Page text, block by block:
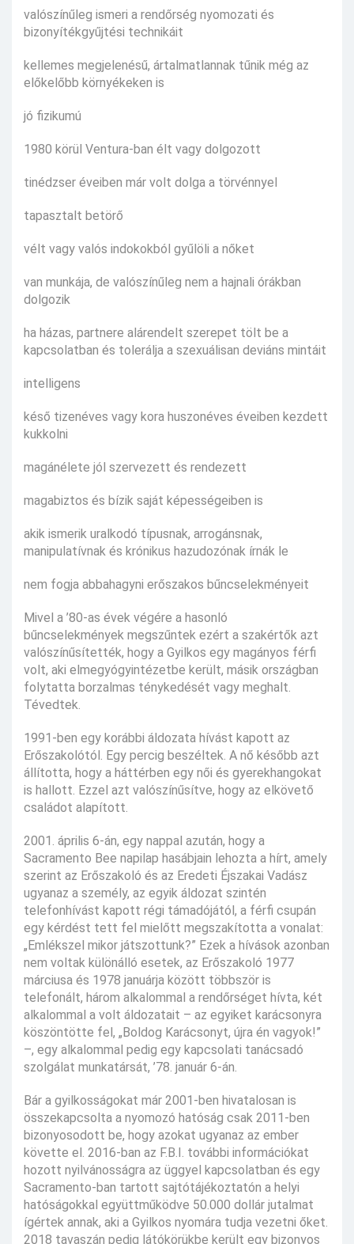
valószínűleg ismeri a rendőrség nyomozati és
bizonyítékgyűjtési technikáit
kellemes megjelenésű, ártalmatlannak tűnik még az
előkelőbb környékeken is
jó fizikumú
1980 körül Ventura-ban élt vagy dolgozott
tinédzser éveiben már volt dolga a törvénnyel
tapasztalt betörő
vélt vagy valós indokokból gyűlöli a nőket
van munkája, de valószínűleg nem a hajnali órákban
dolgozik
ha házas, partnere alárendelt szerepet tölt be a
kapcsolatban és tolerálja a szexuálisan deviáns mintáit
intelligens
késő tizenéves vagy kora huszonéves éveiben kezdett
kukkolni
magánélete jól szervezett és rendezett
magabiztos és bízik saját képességeiben is
akik ismerik uralkodó típusnak, arrogánsnak,
manipulatívnak és krónikus hazudozónak írnák le
nem fogja abbahagyni erőszakos bűncselekményeit
Mivel a ’80-as évek végére a hasonló
bűncselekmények megszűntek ezért a szakértők azt
valószínűsítették, hogy a Gyilkos egy magányos férfi
volt, aki elmegyógyintézetbe került, másik országban
folytatta borzalmas ténykedését vagy meghalt.
Tévedtek.
1991-ben egy korábbi áldozata hívást kapott az
Erőszakolótól. Egy percig beszéltek. A nő később azt
állította, hogy a háttérben egy női és gyerekhangokat
is hallott. Ezzel azt valószínűsítve, hogy az elkövető
családot alapított.
2001. április 6-án, egy nappal azután, hogy a
Sacramento Bee napilap hasábjain lehozta a hírt, amely
szerint az Erőszakoló és az Eredeti Éjszakai Vadász
ugyanaz a személy, az egyik áldozat szintén
telefonhívást kapott régi támadójától, a férfi csupán
egy kérdést tett fel mielőtt megszakította a vonalat:
„Emlékszel mikor játszottunk?” Ezek a hívások azonban
nem voltak különálló esetek, az Erőszakoló 1977
márciusa és 1978 januárja között többször is
telefonált, három alkalommal a rendőrséget hívta, két
alkalommal a volt áldozatait – az egyiket karácsonyra
köszöntötte fel, „Boldog Karácsonyt, újra én vagyok!”
–, egy alkalommal pedig egy kapcsolati tanácsadó
szolgálat munkatársát, ’78. január 6-án.
Bár a gyilkosságokat már 2001-ben hivatalosan is
összekapcsolta a nyomozó hatóság csak 2011-ben
bizonyosodott be, hogy azokat ugyanaz az ember
követte el. 2016-ban az F.B.I. további információkat
hozott nyilvánosságra az üggyel kapcsolatban és egy
Sacramento-ban tartott sajtótájékoztatón a helyi
hatóságokkal együttműködve 50.000 dollár jutalmat
ígértek annak, aki a Gyilkos nyomára tudja vezetni őket.
2018 tavaszán pedig látókörükbe került egy bizonyos